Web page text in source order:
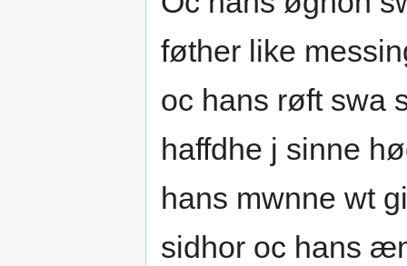
føther like
oc hans røft swa
haffdhe j sinne
hans mwnne wt
sidhor oc hans